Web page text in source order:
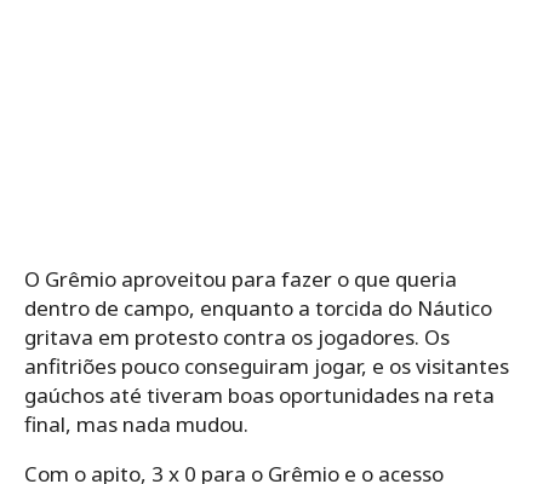
O Grêmio aproveitou para fazer o que queria
dentro de campo, enquanto a torcida do Náutico
gritava em protesto contra os jogadores. Os
anfitriões pouco conseguiram jogar, e os visitantes
gaúchos até tiveram boas oportunidades na reta
final, mas nada mudou.
Com o apito, 3 x 0 para o Grêmio e o acesso